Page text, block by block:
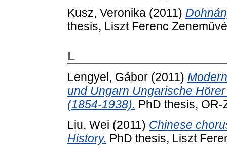
Kusz, Veronika (2011)
thesis, Liszt Ferenc
L
Lengyel, Gábor (2011)
und Ungarn Ungarische
(1854-1938). PhD thesis, OR-
Liu, Wei (2011) Chinese
History. PhD thesis, Liszt